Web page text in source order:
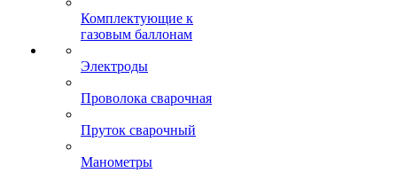
Комплектующие к
газовым баллонам
Электроды
Проволока сварочная
Пруток сварочный
Манометры